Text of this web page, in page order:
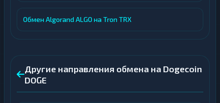
Обмен Algorand ALGO на Tron TRX
Другие направления обмена на Dogecoin
DOGE